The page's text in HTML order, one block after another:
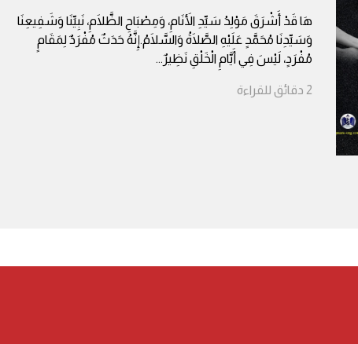
هَا قَدْ أَشْرَقَ مَوْلِدُ سَيِّدِ الأَنَامِ، وَمِصْبَاحِ الظَّلَامِ، نَبِيِّنَا وَشَفِيعِنَا
وَسَيِّدِنَا مُحَمَّدٍ عَلَيْهِ الصَّلَاةُ وَالسَّلَامُ.إِنَّهُ حَدَثٌ مُفْرَدٌ لِمَقَامٍ
مُفْرَدٍ، لَيْسَ فِي أَيَّامِ الْخَلْقِ نَظِيرٌ...
2 دقائق للقراءة